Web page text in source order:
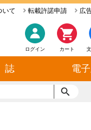
広
転載許諾申請
いて
カート
ログイン
誌 電